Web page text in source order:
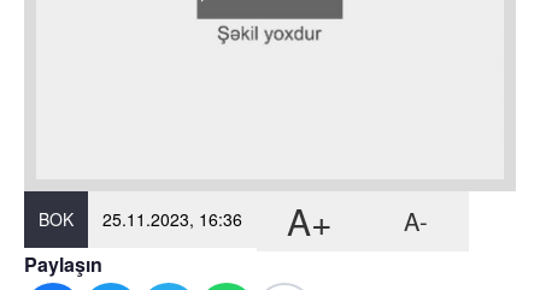
BOK 25.11.2023, 16:36 A+ A-
Paylaşın